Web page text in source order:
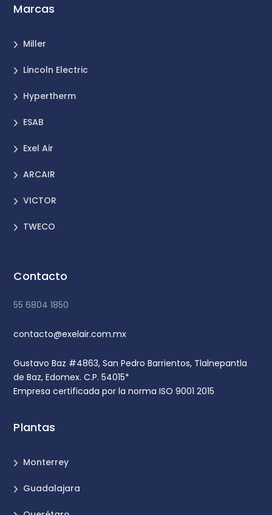
Marcas
Miller
Lincoln Electric
Hypertherm
ESAB
Exel Air
ARCAIR
VICTOR
TWECO
Contacto
55 6804 1850
contacto@exelair.com.mx
Gustavo Baz #4863, San Pedro Barrientos, Tlalnepantla
de Baz, Edomex. C.P. 54015*
Empresa certificada por la norma ISO 9001 2015
Plantas
Monterrey
Guadalajara